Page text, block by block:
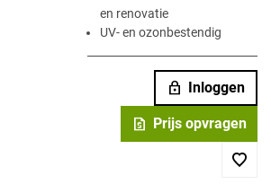
en renovatie
UV- en ozonbestendig
lock Inloggen
request_quote Prijs opvragen